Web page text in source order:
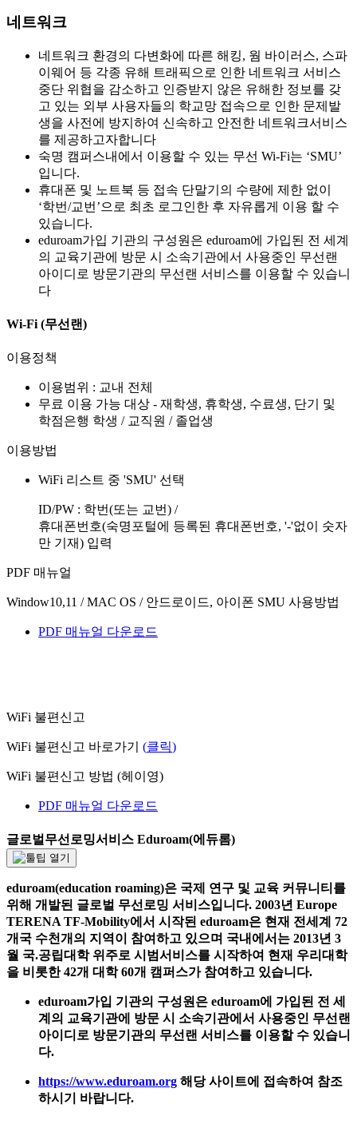
네트워크
네트워크 환경의 다변화에 따른 해킹, 웜 바이러스, 스파
이웨어 등 각종 유해 트래픽으로 인한 네트워크 서비스
중단 위협을 감소하고 인증받지 않은 유해한 정보를 갖
고 있는 외부 사용자들의 학교망 접속으로 인한 문제발
생을 사전에 방지하여 신속하고 안전한 네트워크서비스
를 제공하고자합니다
숙명 캠퍼스내에서 이용할 수 있는 무선 Wi-Fi는 ‘SMU’
입니다.
휴대폰 및 노트북 등 접속 단말기의 수량에 제한 없이
‘학번/교번’으로 최초 로그인한 후 자유롭게 이용 할 수
있습니다.
eduroam가입 기관의 구성원은 eduroam에 가입된 전 세계
의 교육기관에 방문 시 소속기관에서 사용중인 무선랜
아이디로 방문기관의 무선랜 서비스를 이용할 수 있습니
다
Wi-Fi (무선랜)
이용정책
이용범위 : 교내 전체
무료 이용 가능 대상 - 재학생, 휴학생, 수료생, 단기 및
학점은행 학생 / 교직원 / 졸업생
이용방법
WiFi 리스트 중 'SMU' 선택
ID/PW : 학번(또는 교번) /
휴대폰번호(숙명포털에 등록된 휴대폰번호, '-'없이 숫자
만 기재) 입력
PDF 매뉴얼
Window10,11 / MAC OS / 안드로이드, 아이폰 SMU 사용방법
PDF 매뉴얼 다운로드
WiFi 불편신고
WiFi 불편신고 바로가기 (클릭)
WiFi 불편신고 방법 (헤이영)
PDF 매뉴얼 다운로드
글로벌무선로밍서비스 Eduroam(에듀롬)
eduroam(education roaming)은 국제 연구 및 교육 커뮤니티를
위해 개발된 글로벌 무선로밍 서비스입니다. 2003년 Europe
TERENA TF-Mobility에서 시작된 eduroam은 현재 전세계 72
개국 수천개의 지역이 참여하고 있으며 국내에서는 2013년 3
월 국.공립대학 위주로 시범서비스를 시작하여 현재 우리대학
을 비롯한 42개 대학 60개 캠퍼스가 참여하고 있습니다.
eduroam가입 기관의 구성원은 eduroam에 가입된 전 세
계의 교육기관에 방문 시 소속기관에서 사용중인 무선랜
아이디로 방문기관의 무선랜 서비스를 이용할 수 있습니
다.
https://www.eduroam.org 해당 사이트에 접속하여 참조
하시기 바랍니다.